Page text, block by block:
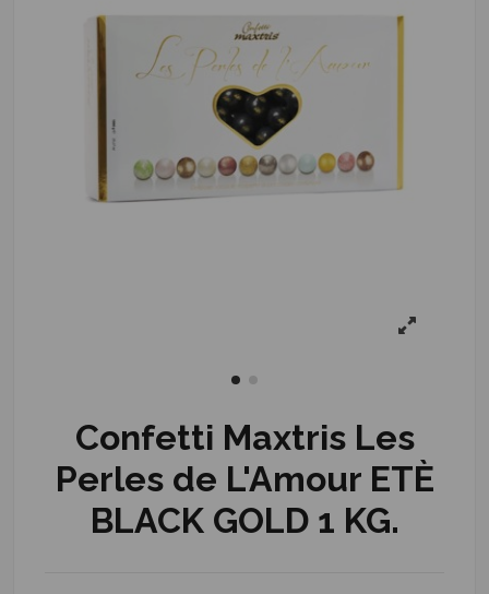
Confetti Maxtris Les
Perles de L'Amour ETÈ
BLACK GOLD 1 KG.